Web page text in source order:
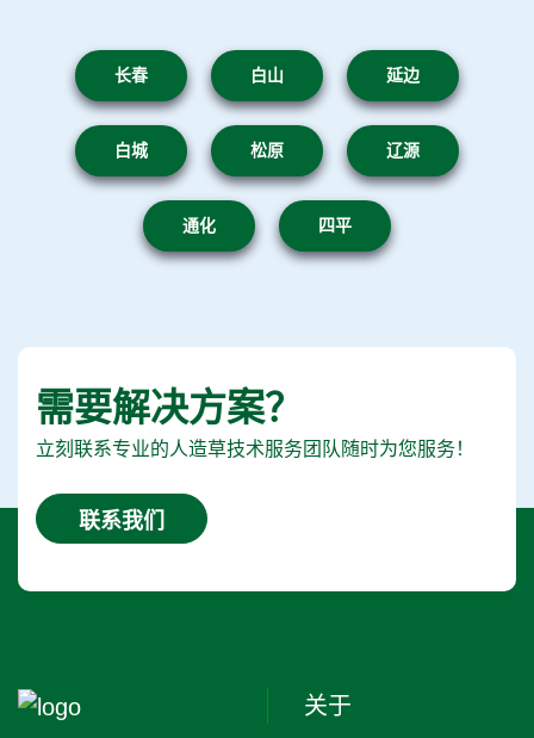
长春 白山 延边
白城 松原 辽源
通化 四平
需要解决方案？
立刻联系专业的人造草技术服务团队随时为您服务！
联系我们
关于